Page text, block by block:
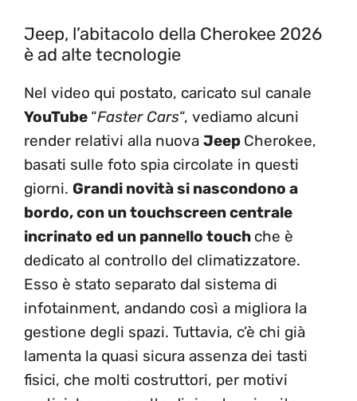
Jeep, l’abitacolo della Cherokee 2026
è ad alte tecnologie
Nel video qui postato, caricato sul canale
YouTube “Faster Cars“, vediamo alcuni
render relativi alla nuova Jeep Cherokee,
basati sulle foto spia circolate in questi
giorni. Grandi novità si nascondono a
bordo, con un touchscreen centrale
incrinato ed un pannello touch che è
dedicato al controllo del climatizzatore.
Esso è stato separato dal sistema di
infotainment, andando così a migliora la
gestione degli spazi. Tuttavia, c’è chi già
lamenta la quasi sicura assenza dei tasti
fisici, che molti costruttori, per motivi